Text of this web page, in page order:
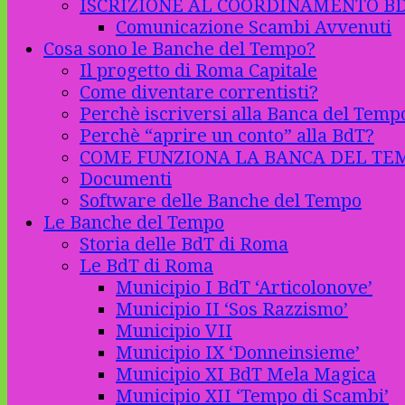
ISCRIZIONE AL COORDINAMENTO
Comunicazione Scambi Avvenuti
Cosa sono le Banche del Tempo?
Il progetto di Roma Capitale
Come diventare correntisti?
Perchè iscriversi alla Banca del
Perchè “aprire un conto” alla BdT?
COME FUNZIONA LA BANCA DEL
Documenti
Software delle Banche del Tempo
Le Banche del Tempo
Storia delle BdT di Roma
Le BdT di Roma
Municipio I BdT ‘Articolonove’
Municipio II ‘Sos Razzismo’
Municipio VII
Municipio IX ‘Donneinsieme’
Municipio XI BdT Mela Magica
Municipio XII ‘Tempo di Scambi’